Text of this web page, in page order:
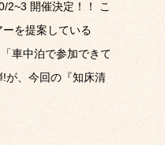
2~3 開催決定！！ こ
を提案している
車中泊で参加できて
が、今回の『知床清